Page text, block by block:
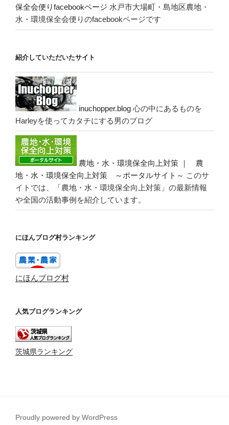
保全会便りfacebookページ 水戸市大場町・島地区農地・
水・環境保全会便りのfacebookページです
紹介していただいたサイト
inuchopper.blog 心の中にあるものを
Harleyを使ってカタチにする男のブログ
農地・水・環境保全向上対策 ｜ 農
地・水・環境保全向上対策 ～ポータルサイト～ このサ
イトでは、「農地・水・環境保全向上対策」の最新情報
や全国の活動事例を紹介しています。
にほんブログ村ランキング
にほんブログ村
人気ブログランキング
茨城県ランキング
Proudly powered by WordPress